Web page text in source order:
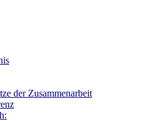
der Zusammenarbeit